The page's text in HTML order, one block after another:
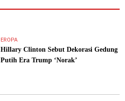
EROPA
Hillary Clinton Sebut Dekorasi Gedung
Putih Era Trump ‘Norak’